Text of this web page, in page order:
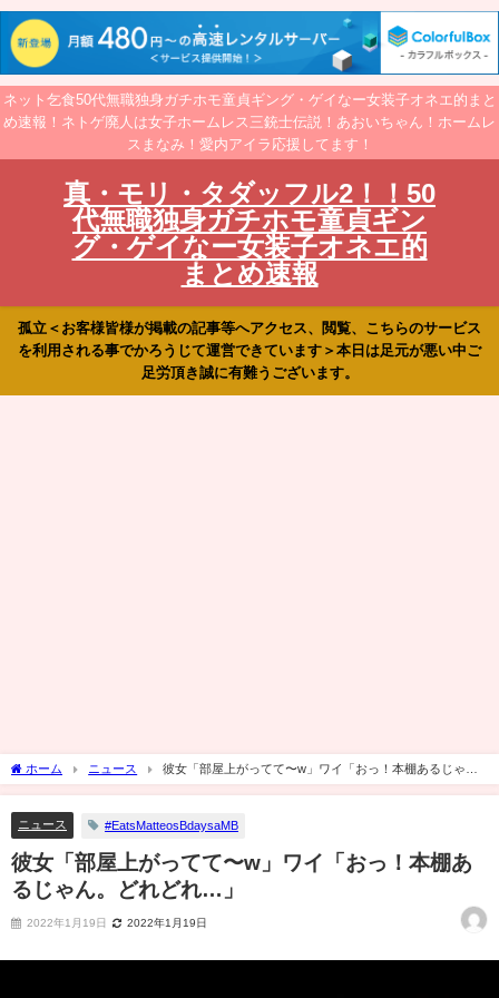
ネット乞食50代無職独身ガチホモ童貞ギング・ゲイなー女装子オネエ的まと
め速報！ネトゲ廃人は女子ホームレス三銃士伝説！あおいちゃん！ホームレ
スまなみ！愛内アイラ応援してます！
真・モリ・タダッフル2！！50
代無職独身ガチホモ童貞ギン
グ・ゲイなー女装子オネエ的
まとめ速報
孤立＜お客様皆様が掲載の記事等へアクセス、閲覧、こちらのサービス
を利用される事でかろうじて運営できています＞本日は足元が悪い中ご
足労頂き誠に有難うございます。
ホーム ニュース
彼女「部屋上がってて〜w」ワイ「おっ！本棚あるじゃ
ん。どれどれ…」
ニュース #EatsMatteosBdaysaMB
彼女「部屋上がってて〜w」ワイ「おっ！本棚あ
るじゃん。どれどれ…」
2022年1月19日 2022年1月19日